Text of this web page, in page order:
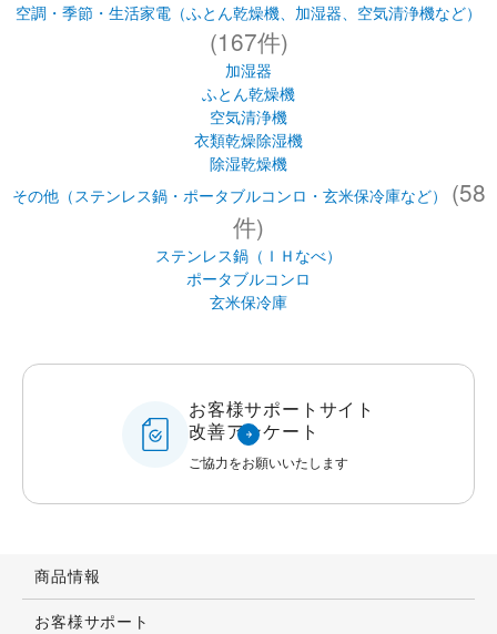
空調・季節・生活家電（ふとん乾燥機、加湿器、空気清浄機など）
(167件)
加湿器
ふとん乾燥機
空気清浄機
衣類乾燥除湿機
除湿乾燥機
その他（ステンレス鍋・ポータブルコンロ・玄米保冷庫など）
(58
件)
ステンレス鍋（ＩＨなべ）
ポータブルコンロ
玄米保冷庫
お客様サポートサイト
改善アンケート
ご協力をお願いいたします
商品情報
お客様サポート